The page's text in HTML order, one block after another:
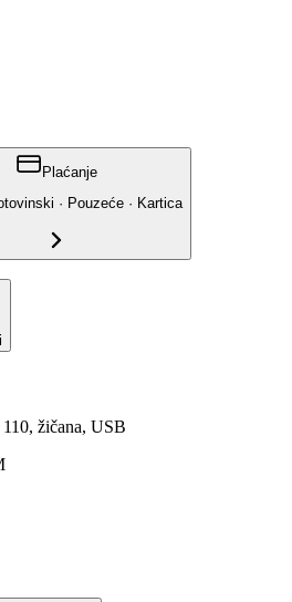
Plaćanje
· Pouzeće · Kartica
žičana, USB